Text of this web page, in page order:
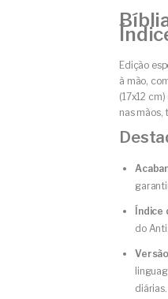
Edição
à mão,
(17x12
nas mãos,
do
diárias.